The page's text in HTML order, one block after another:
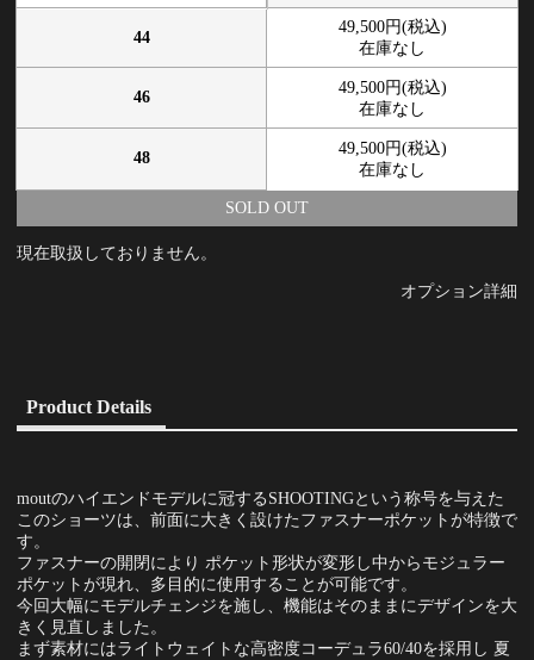
44
49,500円(税込)
在庫なし
46
49,500円(税込)
在庫なし
48
49,500円(税込)
在庫なし
SOLD OUT
現在取扱しておりません。
オプション詳細
Product Details
moutのハイエンドモデルに冠するSHOOTINGという称号を与えた
このショーツは、前面に大きく設けたファスナーポケットが特徴で
す。
ファスナーの開閉により ポケット形状が変形し中からモジュラー
ポケットが現れ、多目的に使用することが可能です。
今回大幅にモデルチェンジを施し、機能はそのままにデザインを大
きく見直しました。
まず素材にはライトウェイトな高密度コーデュラ60/40を採用し 夏